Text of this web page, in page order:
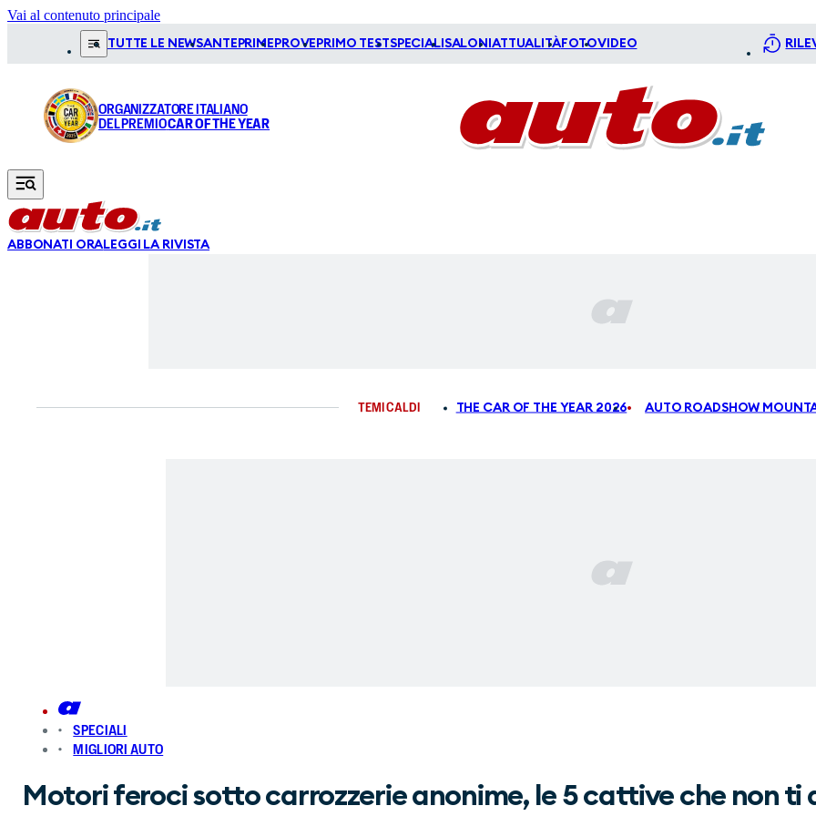
Vai al contenuto principale
TUTTE LE NEWSANTEPRIME PROVE PRIMO TESTSPECIALI SALONI ATTUALITÀFOTOVIDEO
ORGANIZZATORE ITALIANO
DEL PREMIOCAR OF THE YEAR
ABBONATI ORALEGGI LA RIVISTA
TEMI CALDI THE CAR OF THE YEAR 2026 AUTO ROADSHOW
SPECIALI
MIGLIORI AUTO
Motori feroci sotto carrozzerie anonime, le 5 cattive che non ti